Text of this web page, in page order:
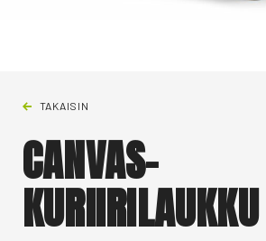
TAKAISIN
CANVAS-
KURIIRILAUKKU